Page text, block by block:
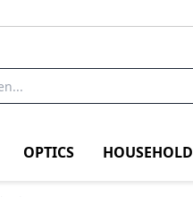
OPTICS HOUSEHOLD